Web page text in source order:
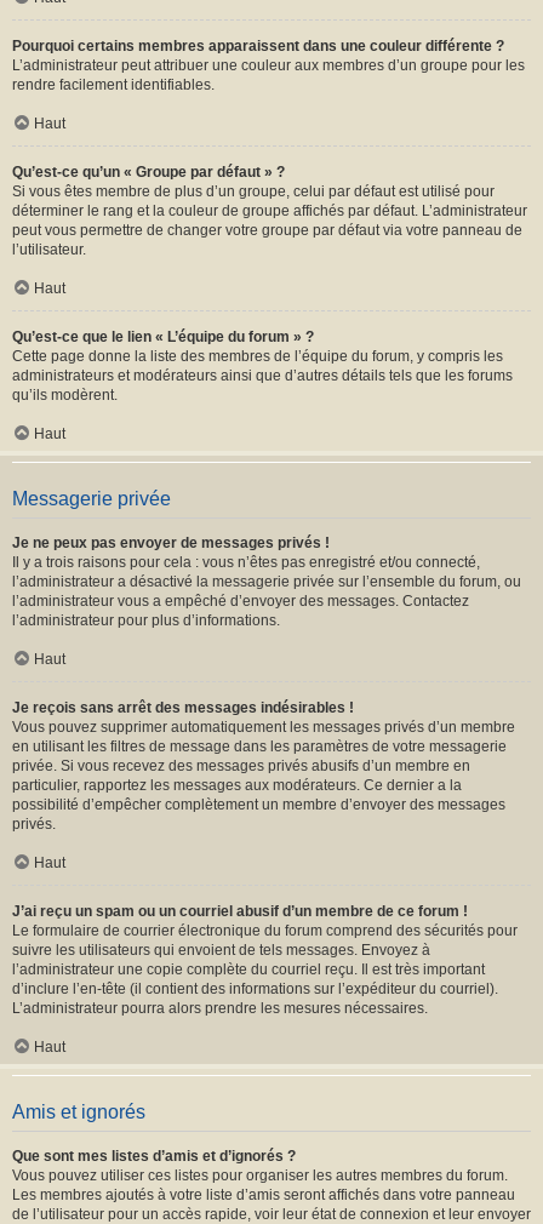
Pourquoi certains membres apparaissent dans une couleur différente ?
L’administrateur peut attribuer une couleur aux membres d’un groupe pour les
rendre facilement identifiables.
Haut
Qu’est-ce qu’un « Groupe par défaut » ?
Si vous êtes membre de plus d’un groupe, celui par défaut est utilisé pour
déterminer le rang et la couleur de groupe affichés par défaut. L’administrateur
peut vous permettre de changer votre groupe par défaut via votre panneau de
l’utilisateur.
Haut
Qu’est-ce que le lien « L’équipe du forum » ?
Cette page donne la liste des membres de l’équipe du forum, y compris les
administrateurs et modérateurs ainsi que d’autres détails tels que les forums
qu’ils modèrent.
Haut
Messagerie privée
Je ne peux pas envoyer de messages privés !
Il y a trois raisons pour cela : vous n’êtes pas enregistré et/ou connecté,
l’administrateur a désactivé la messagerie privée sur l’ensemble du forum, ou
l’administrateur vous a empêché d’envoyer des messages. Contactez
l’administrateur pour plus d’informations.
Haut
Je reçois sans arrêt des messages indésirables !
Vous pouvez supprimer automatiquement les messages privés d’un membre
en utilisant les filtres de message dans les paramètres de votre messagerie
privée. Si vous recevez des messages privés abusifs d’un membre en
particulier, rapportez les messages aux modérateurs. Ce dernier a la
possibilité d’empêcher complètement un membre d’envoyer des messages
privés.
Haut
J’ai reçu un spam ou un courriel abusif d’un membre de ce forum !
Le formulaire de courrier électronique du forum comprend des sécurités pour
suivre les utilisateurs qui envoient de tels messages. Envoyez à
l’administrateur une copie complète du courriel reçu. Il est très important
d’inclure l’en-tête (il contient des informations sur l’expéditeur du courriel).
L’administrateur pourra alors prendre les mesures nécessaires.
Haut
Amis et ignorés
Que sont mes listes d’amis et d’ignorés ?
Vous pouvez utiliser ces listes pour organiser les autres membres du forum.
Les membres ajoutés à votre liste d’amis seront affichés dans votre panneau
de l’utilisateur pour un accès rapide, voir leur état de connexion et leur envoyer